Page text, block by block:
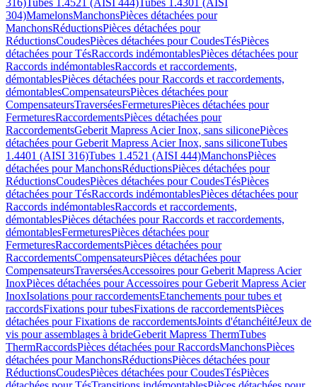
316)Tubes 1.4521 (AISI 444)Tubes 1.4301 (AISI
304)MamelonsManchonsPièces détachées pour
ManchonsRéductionsPièces détachées pour
RéductionsCoudesPièces détachées pour CoudesTésPièces
détachées pour TésRaccords indémontablesPièces détachées pour
Raccords indémontablesRaccords et raccordements,
démontablesPièces détachées pour Raccords et raccordements,
démontablesCompensateursPièces détachées pour
CompensateursTraverséesFermeturesPièces détachées pour
FermeturesRaccordementsPièces détachées pour
RaccordementsGeberit Mapress Acier Inox, sans siliconePièces
détachées pour Geberit Mapress Acier Inox, sans siliconeTubes
1.4401 (AISI 316)Tubes 1.4521 (AISI 444)ManchonsPièces
détachées pour ManchonsRéductionsPièces détachées pour
RéductionsCoudesPièces détachées pour CoudesTésPièces
détachées pour TésRaccords indémontablesPièces détachées pour
Raccords indémontablesRaccords et raccordements,
démontablesPièces détachées pour Raccords et raccordements,
démontablesFermeturesPièces détachées pour
FermeturesRaccordementsPièces détachées pour
RaccordementsCompensateursPièces détachées pour
CompensateursTraverséesAccessoires pour Geberit Mapress Acier
InoxPièces détachées pour Accessoires pour Geberit Mapress Acier
InoxIsolations pour raccordementsEtanchements pour tubes et
raccordsFixations pour tubesFixations de raccordementsPièces
détachées pour Fixations de raccordementsJoints d'étanchéitéJeux de
vis pour assemblages à brideGeberit Mapress ThermTubes
ThermRaccordsPièces détachées pour RaccordsManchonsPièces
détachées pour ManchonsRéductionsPièces détachées pour
RéductionsCoudesPièces détachées pour CoudesTésPièces